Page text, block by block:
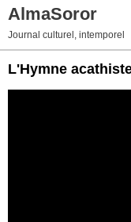
AlmaSoror
Journal culturel, intemporel
L'Hymne